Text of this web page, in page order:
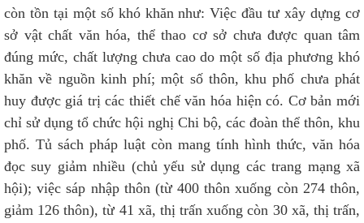
còn tồn tại một số khó khăn như: Việc đầu tư xây dựng cơ
sở vật chất văn hóa, thể thao cơ sở chưa được quan tâm
đúng mức, chất lượng chưa cao do một số địa phương khó
khăn về nguồn kinh phí; một số thôn, khu phố chưa phát
huy được giá trị các thiết chế văn hóa hiện có. Cơ bản mới
chỉ sử dụng tổ chức hội nghị Chi bộ, các đoàn thể thôn, khu
phố. Tủ sách pháp luật còn mang tính hình thức, văn hóa
đọc suy giảm nhiều (chủ yếu sử dụng các trang mạng xã
hội); việc sáp nhập thôn (từ 400 thôn xuống còn 274 thôn,
giảm 126 thôn), từ 41 xã, thị trấn xuống còn 30 xã, thị trấn,